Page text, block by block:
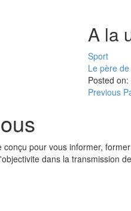
A la
Sport
Le père
Posted on:
Previous
pour vous informer,
dans la transmission